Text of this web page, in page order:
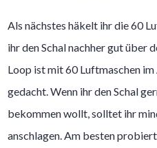
Als nächstes häkelt ihr die 60
ihr den Schal nachher gut über
Loop ist mit 60 Luftmaschen
gedacht. Wenn ihr den Schal
bekommen wollt, solltet ihr
anschlagen. Am besten